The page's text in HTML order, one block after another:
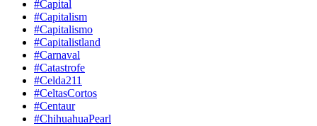
#Capital
#Capitalism
#Capitalismo
#Capitalistland
#Carnaval
#Catastrofe
#Celda211
#CeltasCortos
#Centaur
#ChihuahuaPearl